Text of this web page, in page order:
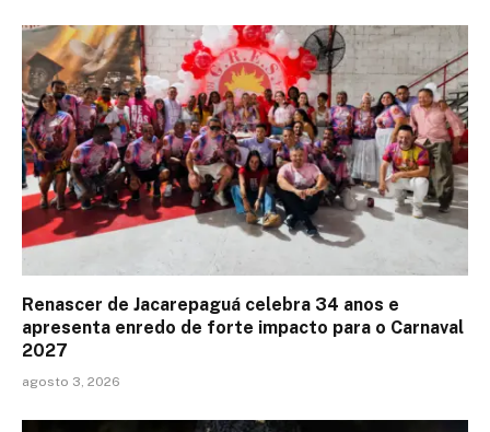
Renascer de Jacarepaguá celebra 34 anos e
apresenta enredo de forte impacto para o Carnaval
2027
agosto 3, 2026